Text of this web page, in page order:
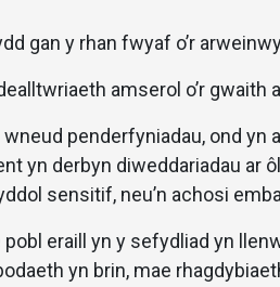
gan y rhan fwyaf o’r
amserol o’r gwaith
penderfyniadau, ond yn
yn derbyn diweddariadau ar
sensitif, neu’n achosi
eraill yn y sefydliad yn
yn brin, mae